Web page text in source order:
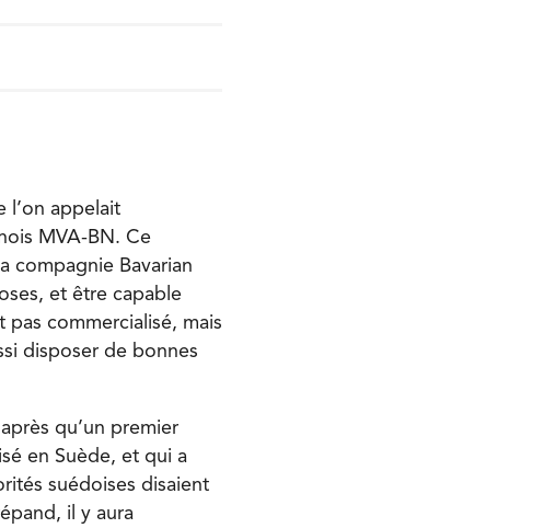
l’on appelait
MVA-BN. Ce
compagnie Bavarian
et être capable
pas commercialisé, mais
disposer de bonnes
qu’un premier
en Suède, et qui a
suédoises disaient
il y aura